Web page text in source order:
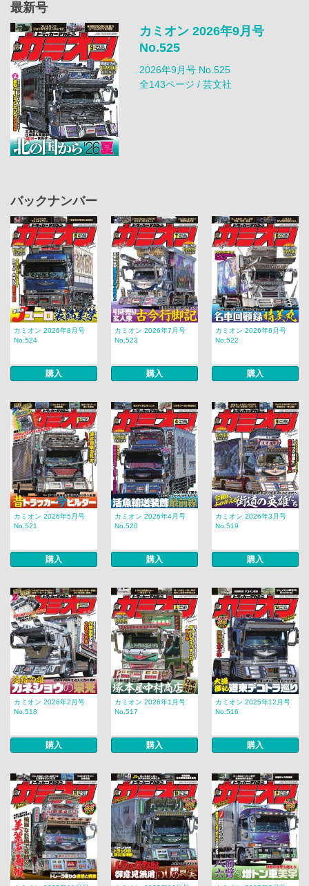
最新号
カミオン 2026年9月号
No.525
2026年9月号 No.525
全143ページ / 芸文社
バックナンバー
カミオン 2026年8月号
No.524
購入
カミオン 2026年7月号
No.523
購入
カミオン 2026年6月号
No.522
購入
カミオン 2026年5月号
No.521
購入
カミオン 2026年4月号
No.520
購入
カミオン 2026年3月号
No.519
購入
カミオン 2026年2月号
No.518
購入
カミオン 2026年1月号
No.517
購入
カミオン 2025年12月号
No.516
購入